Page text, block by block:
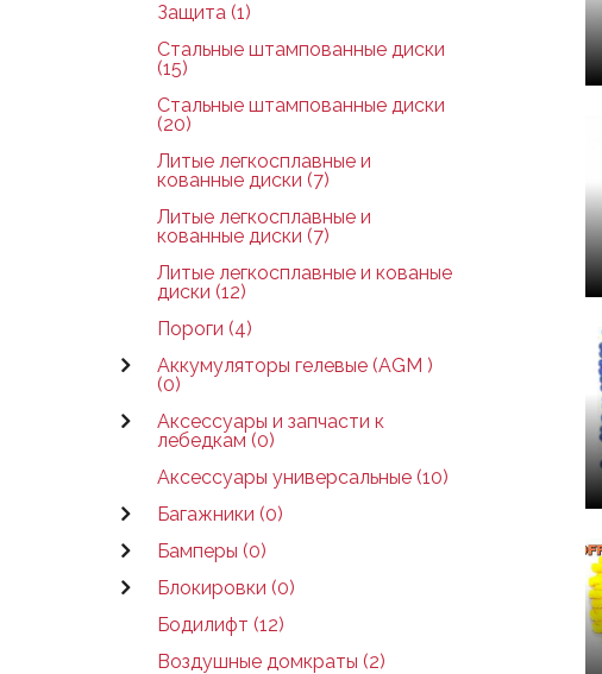
Защита (1)
Стальные штампованные диски
(15)
Стальные штампованные диски
(20)
Литые легкосплавные и
кованные диски (7)
Литые легкосплавные и
кованные диски (7)
Литые легкосплавные и кованые
диски (12)
Пороги (4)
Аккумуляторы гелевые (AGM )
(0)
Аксессуары и запчасти к
лебедкам (0)
Аксессуары универсальные (10)
Багажники (0)
Бамперы (0)
Блокировки (0)
Бодилифт (12)
Воздушные домкраты (2)